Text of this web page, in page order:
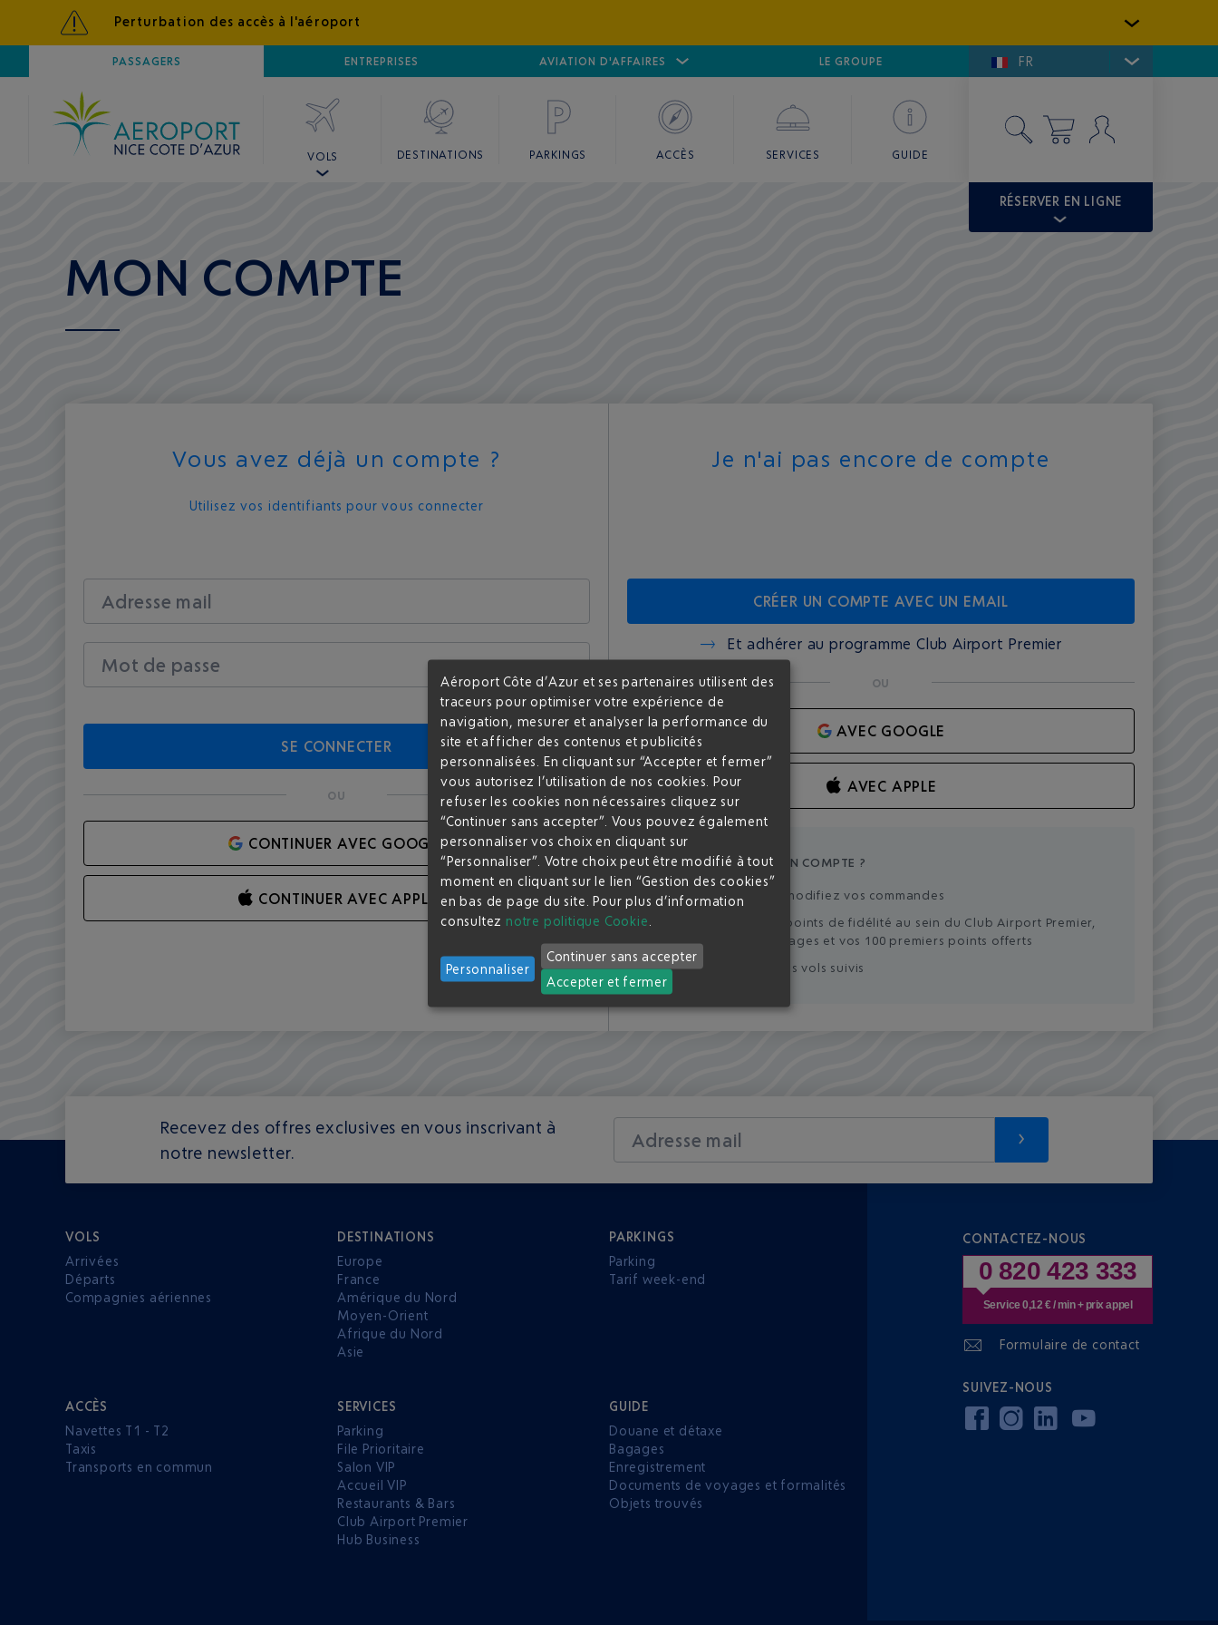
Perturbation des accès à l'aéroport
PASSAGERS ENTREPRISES AVIATION D'AFFAIRES
AÉROPORTNICE CÔTE D'AZUR AÉROPORT CANNES MANDELIEU GOLFE DE SAINT-TROPEZ
LE GROUPE FR
VOLS DESTINATIONS PARKINGS ACCÈS SERVICES GUIDE
RÉSERVER EN LIGNE
MON COMPTE
Vous avez déjà un compte ?
Utilisez vos identifiants pour vous connecter
Adresse mail
Mot de passe
Mot de passe oublié
SE CONNECTER
ou
CONTINUER AVEC GOOGLE
CONTINUER AVEC APPLE
Je n'ai pas encore de compte
CRÉER UN COMPTE AVEC UN EMAIL
Et adhérer au programme Club Airport Premier
ou
AVEC GOOGLE
AVEC APPLE
POURQUOI CRÉER UN COMPTE ?
Retrouvez et modifiez vos commandes
Cumulez des points de fidélité au sein du Club Airport Premier,
bénéficiez d'avantages et vos 100 premiers points offerts
Enregistrez vos vols suivis
Recevez des offres exclusives en vous inscrivant à
notre newsletter.
Adresse mail
VOLS
Arrivées
Départs
Compagnies aériennes
DESTINATIONS
Europe
France
Amérique du Nord
Moyen-Orient
Afrique du Nord
Asie
PARKINGS
Parking
Tarif week-end
ACCÈS
Navettes T1 - T2
Taxis
Transports en commun
SERVICES
Parking
File Prioritaire
Salon VIP
Accueil VIP
Restaurants & Bars
Club Airport Premier
Hub Business
GUIDE
Douane et détaxe
Bagages
Enregistrement
Documents de voyages et formalités
Objets trouvés
CONTACTEZ-NOUS
0 820 423 333
Service 0,12 € / min + prix appel
Formulaire de contact
SUIVEZ-NOUS
Aéroport Côte d’Azur et ses partenaires utilisent des
traceurs pour optimiser votre expérience de
navigation, mesurer et analyser la performance du
site et afficher des contenus et publicités
personnalisées. En cliquant sur “Accepter et fermer”
vous autorisez l’utilisation de nos cookies. Pour
refuser les cookies non nécessaires cliquez sur
“Continuer sans accepter”. Vous pouvez également
personnaliser vos choix en cliquant sur
“Personnaliser”. Votre choix peut être modifié à tout
moment en cliquant sur le lien “Gestion des cookies”
en bas de page du site.Pour plus d’information
consultez notre politique Cookie
Personnaliser
Continuer sans accepter
Accepter et fermer